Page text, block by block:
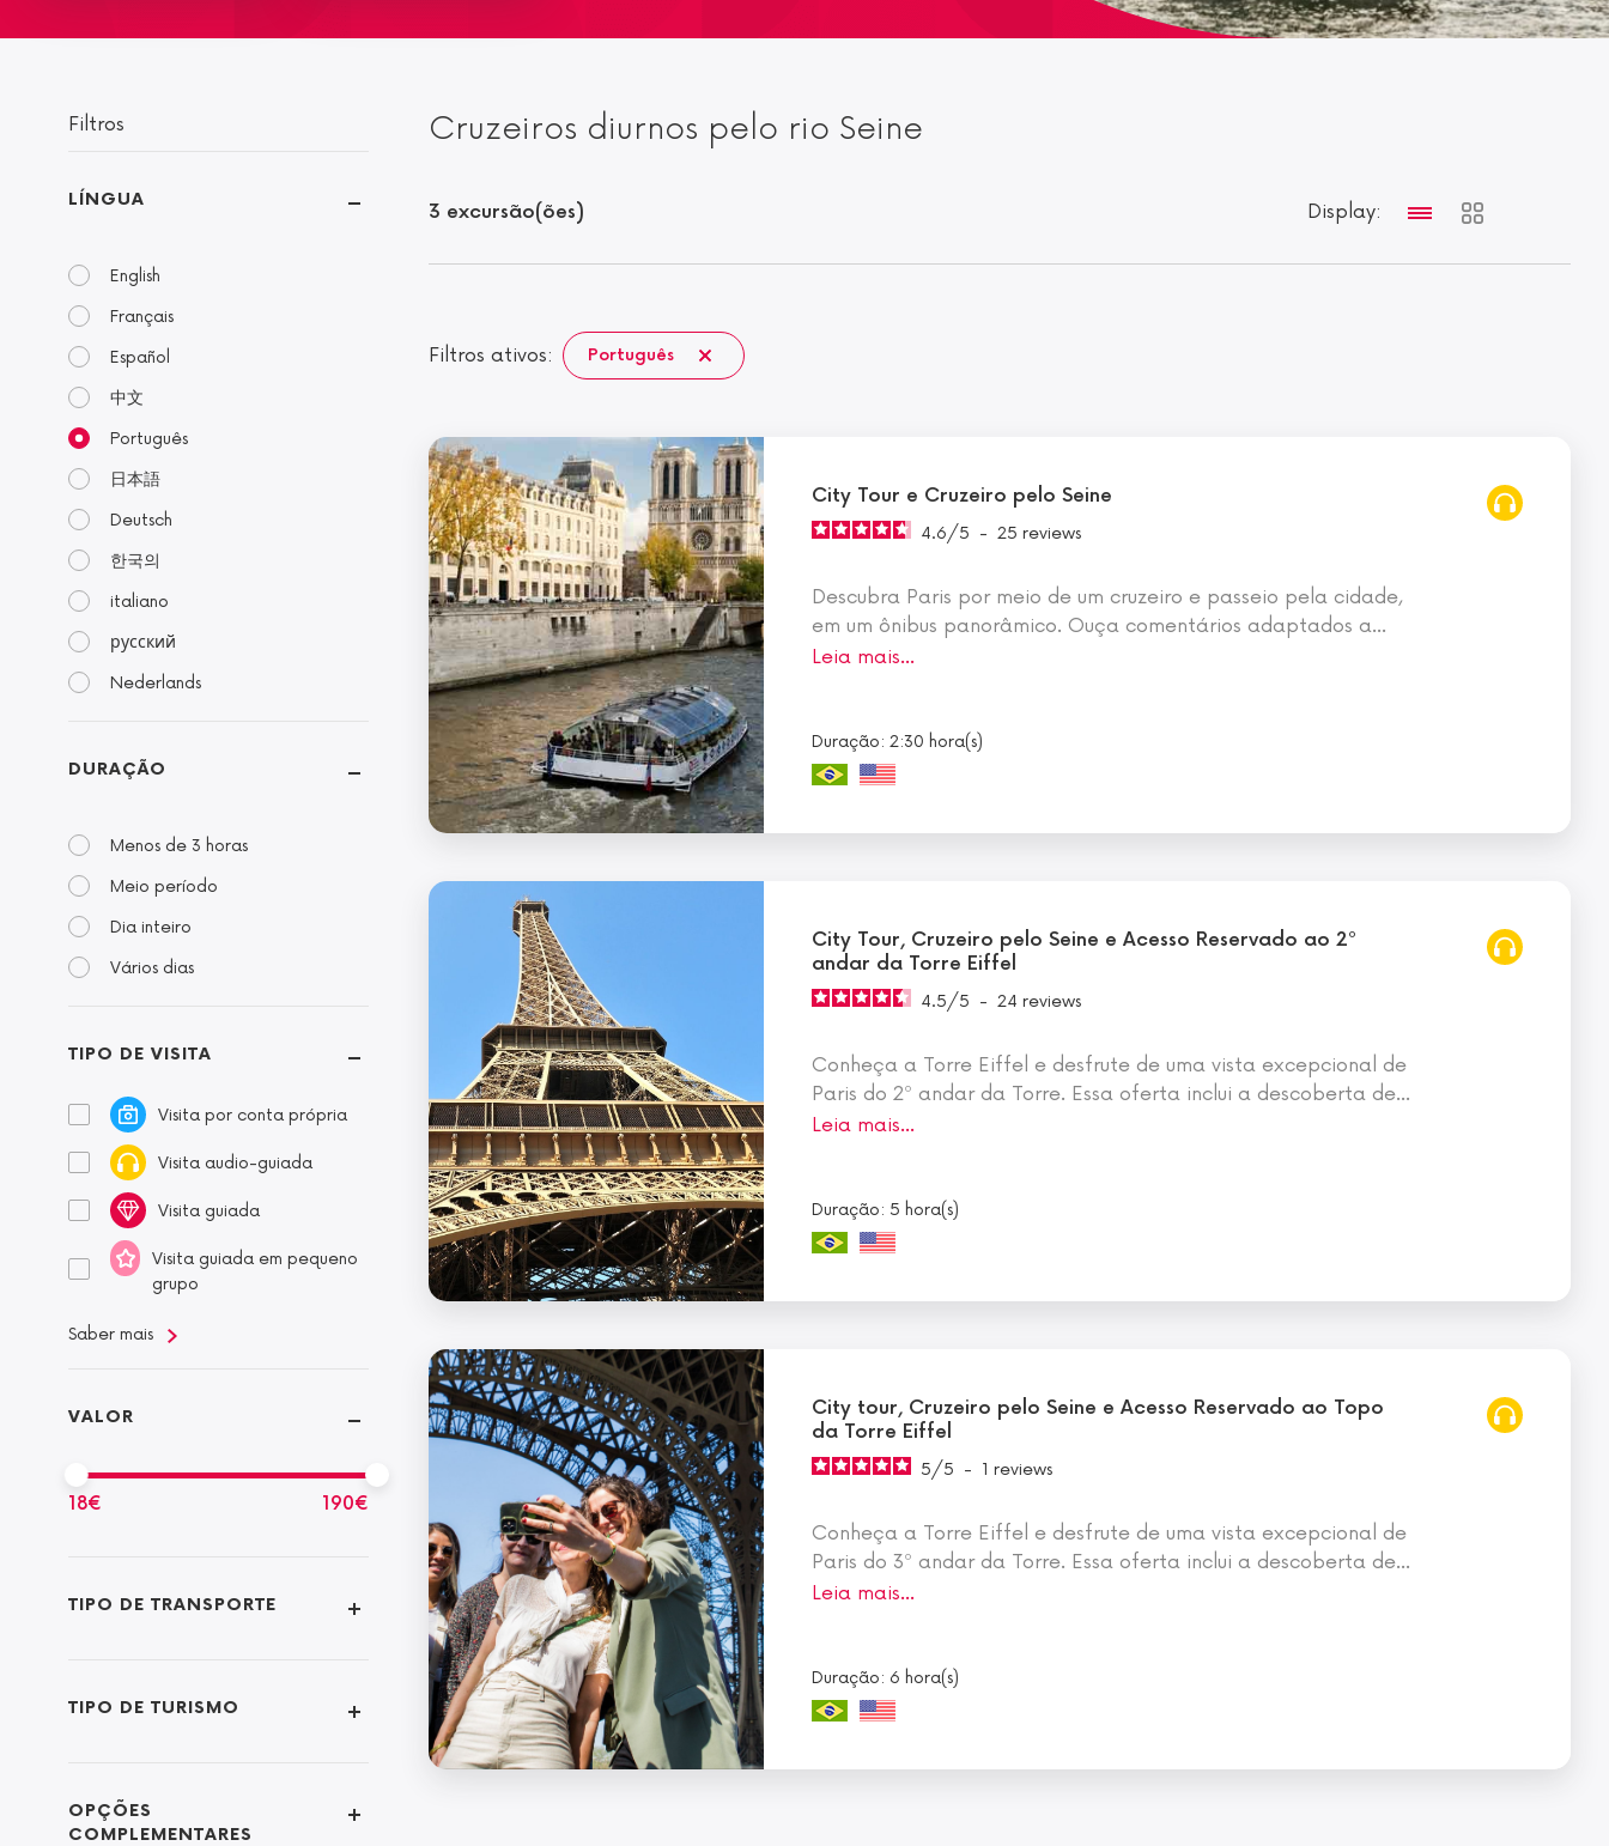
Cruzeiros diurnos pelo rio Seine
3 excursão(ões) Display:
Filtros ativos: Português
City Tour e Cruzeiro pelo Seine
4.6/5 - 25reviews
Descubra Paris por meio de um cruzeiro e passeio pela cidade,
em um ônibus panorâmico. Ouça comentários adaptados a…
Leia mais…
Duração: 2:30 hora(s)
City Tour, Cruzeiro pelo Seine e Acesso Reservado ao 2º
andar da Torre Eiffel
4.5/5 - 24reviews
Conheça a Torre Eiffel e desfrute de uma vista excepcional de
Paris do 2º andar da Torre. Essa oferta inclui a descoberta de…
Leia mais…
Duração: 5 hora(s)
City tour, Cruzeiro pelo Seine e Acesso Reservado ao Topo
da Torre Eiffel
5/5 - 1reviews
Conheça a Torre Eiffel e desfrute de uma vista excepcional de
Paris do 3º andar da Torre. Essa oferta inclui a descoberta de…
Leia mais…
Duração: 6 hora(s)
Filtros
LÍNGUA
English
Français
Español
中文
Português
日本語
Deutsch
한국의
italiano
русский
Nederlands
DURAÇÃO
Menos de 3 horas
Meio período
Dia inteiro
Vários dias
TIPO DE VISITA
Visita por conta própria
Visita audio-guiada
Visita guiada
Visita guiada em pequeno
grupo
Saber mais
VALOR
18€ 190€
TIPO DE TRANSPORTE
TIPO DE TURISMO
OPÇÕES
COMPLEMENTARES